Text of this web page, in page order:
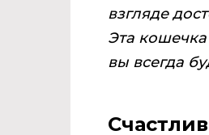
взгляде
Эта
вы всегда